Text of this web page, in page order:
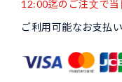
12:00迄のご注文で
ご利用可能なお支払